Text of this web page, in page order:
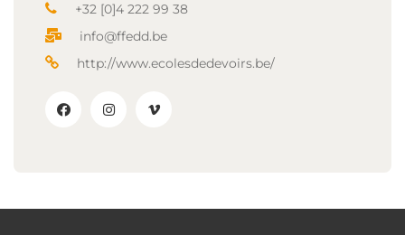
+32 [0]4 222 99 38
info@ffedd.be
http://www.ecolesdedevoirs.be/